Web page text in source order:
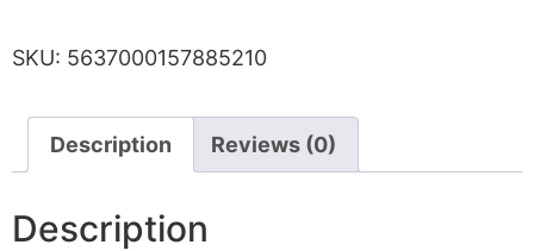
SKU: 5637000157885210
Description Reviews (0)
Description